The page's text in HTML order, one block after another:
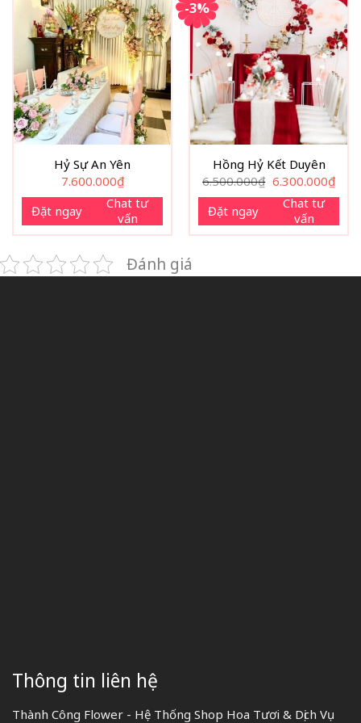
Hỷ Sự An Yên
7.600.000₫
Đặt ngay
Chat tư
vấn
-3%
Hồng Hỷ Kết Duyên
6.500.000₫ Giá
gốc
là:
6.500.000₫.
6.300.000₫Giá
hiện
tại
Đặt ngay
Chat tư
vấn
Đánh giá
Thông tin liên hệ
Thành Công Flower - Hệ Thống Shop Hoa Tươi & Dịch Vụ